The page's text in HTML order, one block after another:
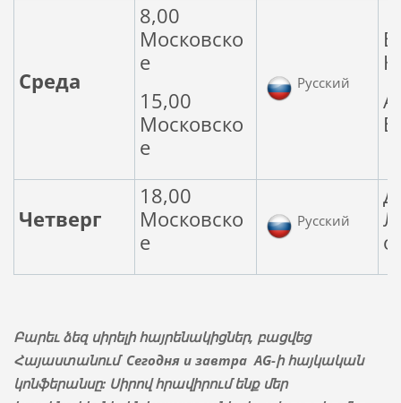
Среда
8,00
Московско
е
15,00
Московско
е
Русский
Четверг
18,00
Московско
е
Русский
о
Բարեւ ձեզ սիրելի հայրենակիցներ, բացվեց
Հայաստանում Сегодня и завтраAG-ի հայկական
կոնֆերանսը: Սիրով հրավիրում ենք մեր